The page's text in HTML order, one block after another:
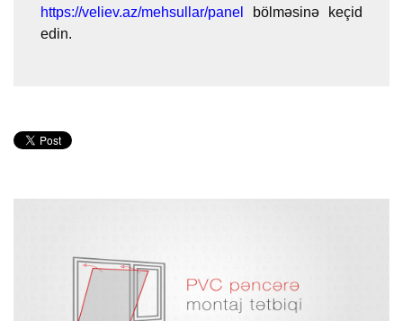
https://veliev.az/mehsullar/panel
bölməsinə keçid
edin.